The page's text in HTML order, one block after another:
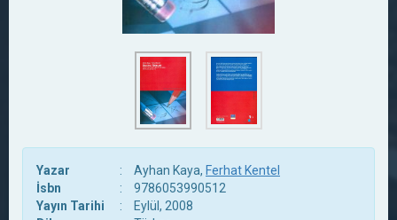
Yazar : Ayhan Kaya, Ferhat Kentel
İsbn
:
9786053990512
Yayın Tarihi
:
Eylül, 2008